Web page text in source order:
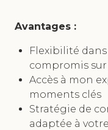
Avantages :
Flexibilité dans
compromis
Accès à mon
moments clés
Stratégie de
adaptée à